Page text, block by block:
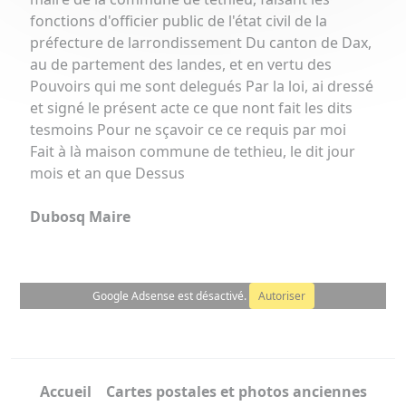
fonctions d'officier public de l'état civil de la
préfecture de larrondissement Du canton de Dax,
au de partement des landes, et en vertu des
Pouvoirs qui me sont delegués Par la loi, ai dressé
et signé le présent acte ce que nont fait les dits
tesmoins Pour ne sçavoir ce ce requis par moi
Fait à là maison commune de tethieu, le dit jour
mois et an que Dessus
Dubosq Maire
Google Adsense est désactivé. Autoriser
Accueil Cartes postales et photos anciennes